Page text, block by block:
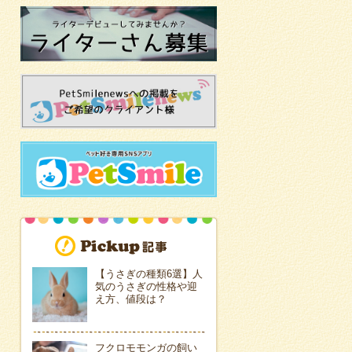
【うさぎの種類6選】人
気のうさぎの性格や迎
え方、値段は？
フクロモモンガの飼い